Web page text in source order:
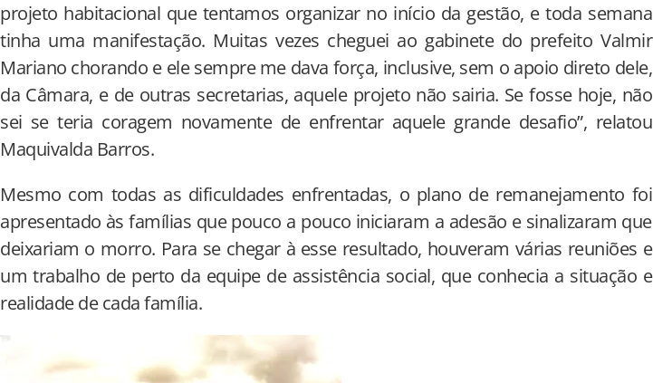
projeto habitacional que tentamos organizar no início da gestão, e toda semana
tinha uma manifestação. Muitas vezes cheguei ao gabinete do prefeito Valmir
Mariano chorando e ele sempre me dava força, inclusive, sem o apoio direto dele,
da Câmara, e de outras secretarias, aquele projeto não sairia. Se fosse hoje, não
sei se teria coragem novamente de enfrentar aquele grande desafio”, relatou
Maquivalda Barros.
Mesmo com todas as dificuldades enfrentadas, o plano de remanejamento foi
apresentado às famílias que pouco a pouco iniciaram a adesão e sinalizaram que
deixariam o morro. Para se chegar à esse resultado, houveram várias reuniões e
um trabalho de perto da equipe de assistência social, que conhecia a situação e
realidade de cada família.